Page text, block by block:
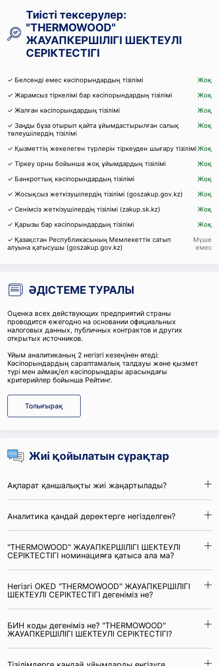
Тиісті тексерулер:
"THERMOWOOD"
ЖАУАПКЕРШІЛІГІ ШЕКТЕУЛІ
СЕРІКТЕСТІГІ
✓ Белсенді емес кәсіпорындардың тізілімі
Жоқ
✓ Жарамсыз тіркелімі бар кәсіпорындардың тізілімі
Жоқ
✓ Жалған кәсіпорындардың тізілімі
Жоқ
✓ Заңды бұза отырып қайта ұйымдастырылған салық
төлеушілердің тізілімі
Жоқ
✓ Қызметтің жекелеген түрлерін тіркеуден шығару тізіліміЖоқ
✓ Тіркеу орны бойынша жоқ ұйымдардың тізілімі
Жоқ
✓ Банкроттық кәсіпорындардың тізілімі
Жоқ
✓ Жосықсыз жеткізушілердің тізілімі (goszakup.gov.kz)
Жоқ
✓ Сенімсіз жеткізушілердің тізілімі (zakup.sk.kz)
Жоқ
✓ Қарызы бар кәсіпорындардың тізілімі
Жоқ
✓ Қазақстан Республикасының Мемлекеттік сатып
алуына қатысушы (goszakup.gov.kz)
Мүше
емес
ӘДІСТЕМЕ ТУРАЛЫ
Оценка всех действующих предприятий страны
проводится ежегодно на основании официальных
налоговых данных, публичных контрактов и других
открытых источников.
Ұйым аналитиканың 2 негізгі кезеңінен өтеді:
Кәсіпорындардың сараптамалық талдауы және қызмет
түрі мен аймақ/ел кәсіпорындары арасындағы
критерийлер бойынша Рейтинг.
Толығырақ
Жиі қойылатын сұрақтар
Ақпарат қаншалықты жиі жаңартылады?
Аналитика қандай деректерге негізделген?
"THERMOWOOD" ЖАУАПКЕРШІЛІГІ ШЕКТЕУЛІ
СЕРІКТЕСТІГІ номинацияға қатыса ала ма?
Негізгі OKED "THERMOWOOD" ЖАУАПКЕРШІЛІГІ
ШЕКТЕУЛІ СЕРІКТЕСТІГІ дегеніміз не?
БИН коды дегеніміз не? "THERMOWOOD"
ЖАУАПКЕРШІЛІГІ ШЕКТЕУЛІ СЕРІКТЕСТІГІ?